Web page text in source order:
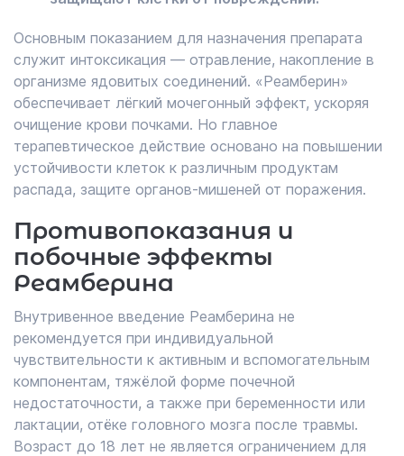
Основным показанием для назначения препарата
служит интоксикация — отравление, накопление в
организме ядовитых соединений. «Реамберин»
обеспечивает лёгкий мочегонный эффект, ускоряя
очищение крови почками. Но главное
терапевтическое действие основано на повышении
устойчивости клеток к различным продуктам
распада, защите органов-мишеней от поражения.
Противопоказания и
побочные эффекты
Реамберина
Внутривенное введение Реамберина не
рекомендуется при индивидуальной
чувствительности к активным и вспомогательным
компонентам, тяжёлой форме почечной
недостаточности, а также при беременности или
лактации, отёке головного мозга после травмы.
Возраст до 18 лет не является ограничением для